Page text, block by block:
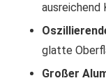
glatte
Großer